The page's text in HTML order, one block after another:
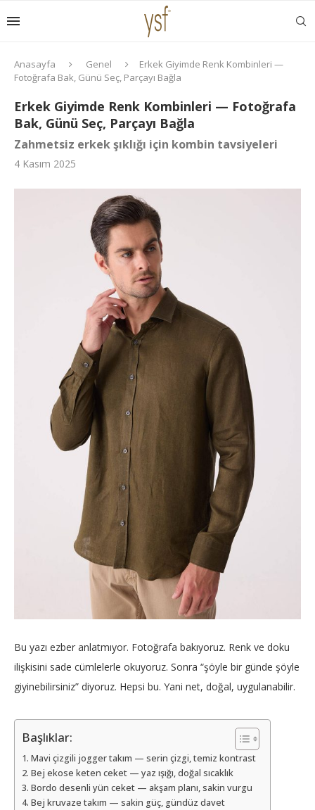
Anasayfa Genel
Erkek Giyimde Renk Kombinleri —
Fotoğrafa Bak, Günü Seç, Parçayı Bağla
Erkek Giyimde Renk Kombinleri — Fotoğrafa
Bak, Günü Seç, Parçayı Bağla
Zahmetsiz erkek şıklığı için kombin tavsiyeleri
4 Kasım 2025
Bu yazı ezber anlatmıyor. Fotoğrafa bakıyoruz. Renk ve doku
ilişkisini sade cümlelerle okuyoruz. Sonra “şöyle bir günde şöyle
giyinebilirsiniz” diyoruz. Hepsi bu. Yani net, doğal, uygulanabilir.
Başlıklar:
Mavi çizgili jogger takım — serin çizgi, temiz kontrast
Bej ekose keten ceket — yaz ışığı, doğal sıcaklık
Bordo desenli yün ceket — akşam planı, sakin vurgu
Bej kruvaze takım — sakin güç, gündüz davet